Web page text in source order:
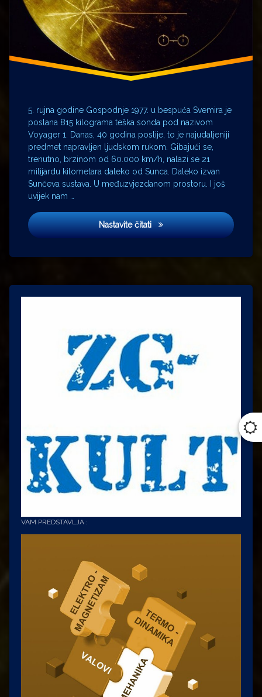
5. rujna godine Gospodnje 1977. u bespuća Svemira je
poslana 815 kilograma teška sonda pod nazivom
Voyager 1. Danas, 40 godina poslije, to je najudaljeniji
predmet napravljen ljudskom rukom. Gibajući se,
trenutno, brzinom od 60.000 km/h, nalazi se 21
milijardu kilometara daleko od Sunca. Daleko izvan
Sunčeva sustava. U međuzvjezdanom prostoru. I još
uvijek nam …
Nastavite čitatiPozlaćeni disk
VAM PREDSTAVLJA :